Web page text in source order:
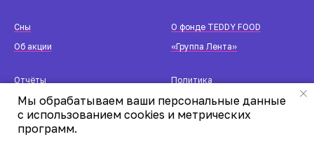
Мы обрабатываем ваши персональные данные
с использованием cookies и метрических
программ.
Cны
Об акции
О фонде TEDDY FOOD
«Группа Лента»
Отчёты
Реквизиты
Политика
Публичная оферта